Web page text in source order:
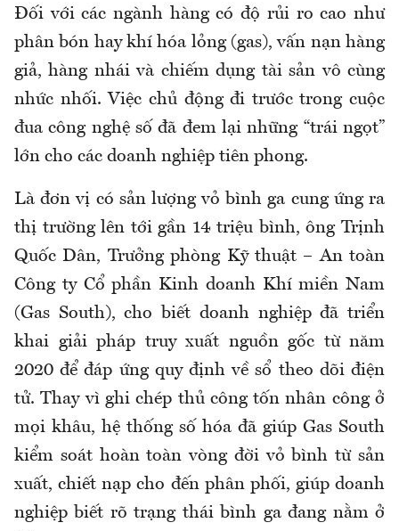
Đối với các ngành hàng có độ rủi ro cao như
phân bón hay khí hóa lỏng (gas), vấn nạn hàng
giả, hàng nhái và chiếm dụng tài sản vô cùng
nhức nhối. Việc chủ động đi trước trong cuộc
đua công nghệ số đã đem lại những “trái ngọt”
lớn cho các doanh nghiệp tiên phong.
Là đơn vị có sản lượng vỏ bình ga cung ứng ra
thị trường lên tới gần 14 triệu bình, ông Trịnh
Quốc Dân, Trưởng phòng Kỹ thuật – An toàn
Công ty Cổ phần Kinh doanh Khí miền Nam
(Gas South), cho biết doanh nghiệp đã triển
khai giải pháp truy xuất nguồn gốc từ năm
2020 để đáp ứng quy định về sổ theo dõi điện
tử. Thay vì ghi chép thủ công tốn nhân công ở
mọi khâu, hệ thống số hóa đã giúp Gas South
kiểm soát hoàn toàn vòng đời vỏ bình từ sản
xuất, chiết nạp cho đến phân phối, giúp doanh
nghiệp biết rõ trạng thái bình ga đang nằm ở